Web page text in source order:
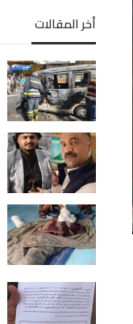
أخر المقالات